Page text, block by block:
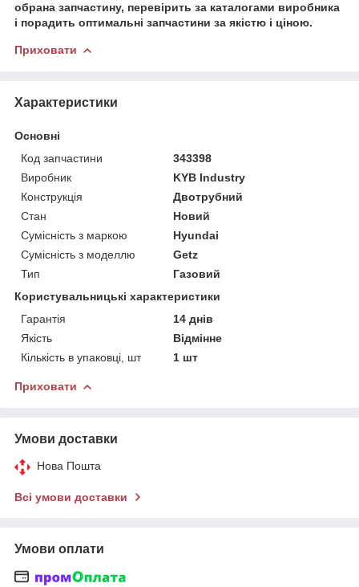
обрана запчастину, перевірить за каталогами виробника
і порадить оптимальні запчастини за якістю і ціною.
Приховати
Характеристики
Основні
Код запчастини
343398
Виробник
KYB Industry
Конструкція
Двотрубний
Стан
Новий
Сумісність з маркою
Hyundai
Сумісність з моделлю
Getz
Тип
Газовий
Користувальницькі характеристики
Гарантія
14 днів
Якість
Відмінне
Кількість в упаковці, шт
1 шт
Приховати
Умови доставки
Нова Пошта
Всі умови доставки
Умови оплати